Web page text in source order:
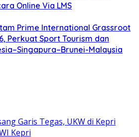
Online Via LMS
Prime International Grassroot
Perkuat Sport Tourism dan
Malaysia